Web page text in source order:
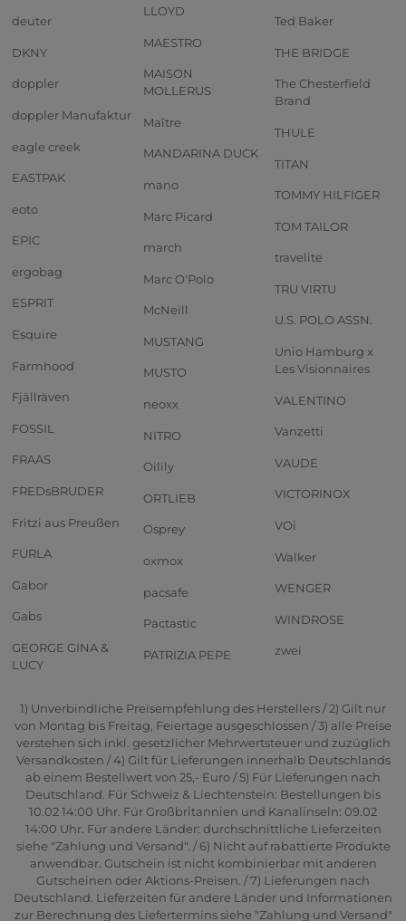
deuter
DKNY
doppler
doppler Manufaktur
eagle creek
EASTPAK
eoto
EPIC
ergobag
ESPRIT
Esquire
Farmhood
Fjällräven
FOSSIL
FRAAS
FREDsBRUDER
Fritzi aus Preußen
FURLA
Gabor
Gabs
GEORGE GINA &
LUCY
LLOYD
MAESTRO
MAISON
MOLLERUS
Maître
MANDARINA DUCK
mano
Marc Picard
march
Marc O'Polo
McNeill
MUSTANG
MUSTO
neoxx
NITRO
Oilily
ORTLIEB
Osprey
oxmox
pacsafe
Pactastic
PATRIZIA PEPE
Ted Baker
THE BRIDGE
The Chesterfield
Brand
THULE
TITAN
TOMMY HILFIGER
TOM TAILOR
travelite
TRU VIRTU
U.S. POLO ASSN.
Unio Hamburg x
Les Visionnaires
VALENTINO
Vanzetti
VAUDE
VICTORINOX
VOi
Walker
WENGER
WINDROSE
zwei
1) Unverbindliche Preisempfehlung des Herstellers / 2) Gilt nur
von Montag bis Freitag, Feiertage ausgeschlossen / 3) alle Preise
verstehen sich inkl. gesetzlicher Mehrwertsteuer und zuzüglich
Versandkosten / 4) Gilt für Lieferungen innerhalb Deutschlands
ab einem Bestellwert von 25,- Euro / 5) Für Lieferungen nach
Deutschland. Für Schweiz & Liechtenstein: Bestellungen bis
10.02 14:00 Uhr. Für Großbritannien und Kanalinseln: 09.02
14:00 Uhr. Für andere Länder: durchschnittliche Lieferzeiten
siehe "Zahlung und Versand". / 6) Nicht auf rabattierte Produkte
anwendbar. Gutschein ist nicht kombinierbar mit anderen
Gutscheinen oder Aktions-Preisen. / 7) Lieferungen nach
Deutschland. Lieferzeiten für andere Länder und Informationen
zur Berechnung des Liefertermins siehe "Zahlung und Versand"